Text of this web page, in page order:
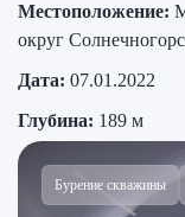
Местоположение:
округ
Дата: 07.01.2022
Глубина: 189 м
Бурение скважины